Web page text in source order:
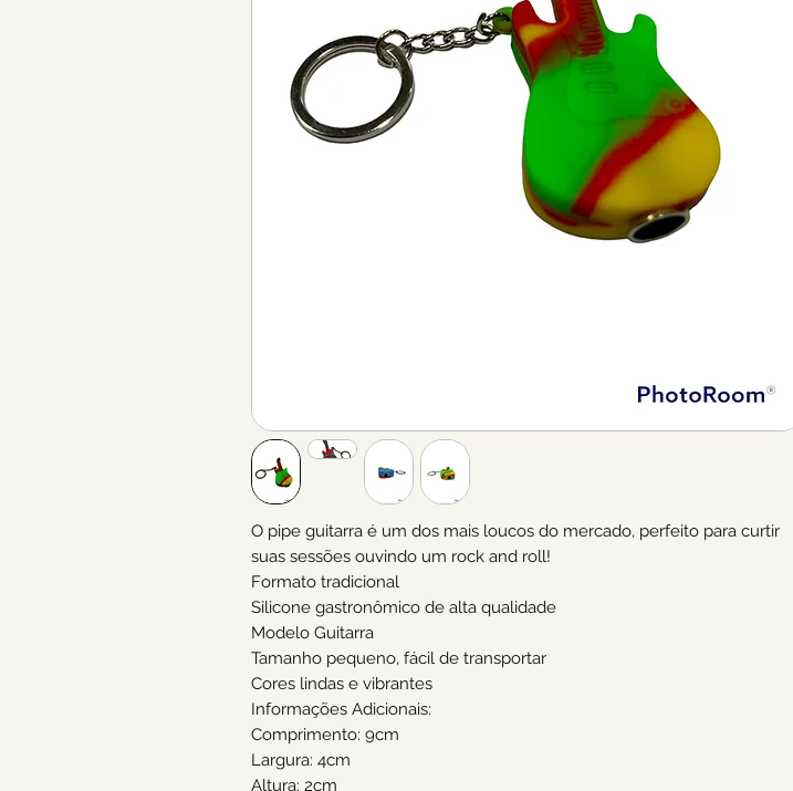
O pipe guitarra é um dos mais loucos do mercado, perfeito para curtir
suas sessões ouvindo um rock and roll!
Formato tradicional
Silicone gastronômico de alta qualidade
Modelo Guitarra
Tamanho pequeno, fácil de transportar
Cores lindas e vibrantes
Informações Adicionais:
Comprimento: 9cm
Largura: 4cm
Altura: 2cm